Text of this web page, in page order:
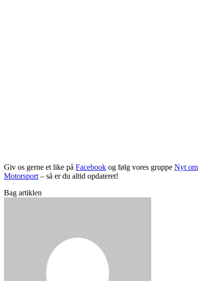
Giv os gerne et like på Facebook og følg vores gruppe Nyt om
Motorsport– så er du altid opdateret!
Bag artiklen